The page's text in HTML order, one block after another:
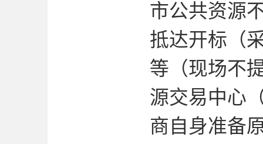
市公共资源
抵达开标（
等（现场不
源交易中心
商自身准备